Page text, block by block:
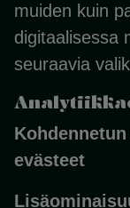
muiden kuin
digitaalisessa
seuraavia